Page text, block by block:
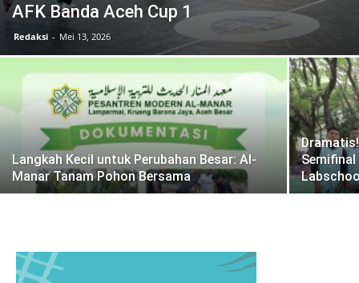
AFK Banda Aceh Cup 1
Redaksi - Mei 13, 2026
Langkah Kecil untuk Perubahan Besar: Al-
Manar Tanam Pohon Bersama
Semifinal